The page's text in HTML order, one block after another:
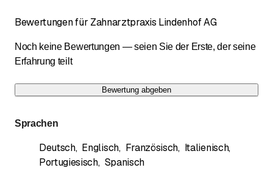
Bewertungen für Zahnarztpraxis Lindenhof AG
Noch keine Bewertungen — seien Sie der Erste, der seine
Erfahrung teilt
Bewertung abgeben
Sprachen
Deutsch, Englisch, Französisch, Italienisch,
Portugiesisch, Spanisch